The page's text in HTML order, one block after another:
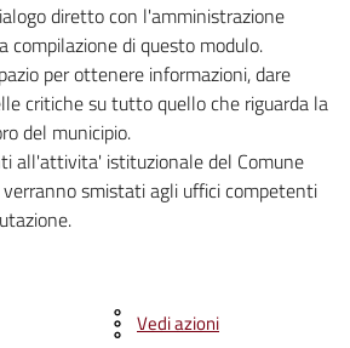
diretto con l'amministrazione
compilazione di questo modulo.
per ottenere informazioni, dare
critiche su tutto quello che riguarda la
del municipio.
all'attivita' istituzionale del Comune
smistati agli uffici competenti
Vedi azioni